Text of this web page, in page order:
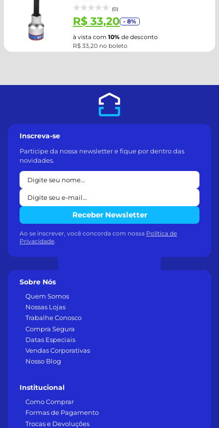
(0)
R$ 33,20 - 8%
à vista com 10% de desconto
R$ 33,20 no boleto
Sobre Nós
Quem Somos
Nossas Lojas
Trabalhe Conosco
Compra Segura
Datas Especiais
Vendas Corporativas
Nosso Blog
Institucional
Como Comprar
Formas de Pagamento
Trocas e Devoluções
Inscreva-se
Participe da nossa newsletter e fique por dentro das
novidades.
Receber Newsletter
Ao se inscrever, você concorda com nossa Política de
Privacidade.